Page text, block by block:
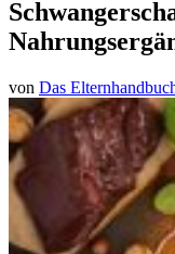
von Das